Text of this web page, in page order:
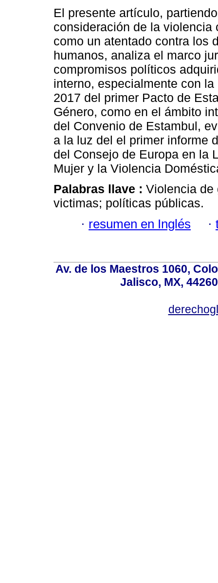
El presente artículo,
consideración de la violencia
como un atentado contra los
humanos, analiza el marco
compromisos políticos
interno, especialmente con
2017 del primer Pacto de
Género, como en el ámbito
del Convenio de Estambul,
a la luz del el primer informe
del Consejo de Europa en la
Mujer y la Violencia
Palabras llave : Violencia de
victimas; políticas públicas.
· resumen en Inglés ·
Av. de los Maestros 1060,
Jalisco, MX,